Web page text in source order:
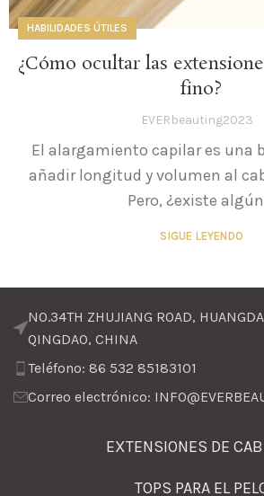
HABILIDADES ÚTILES
¿Cómo ocultar las
fino?
EVERbeauting2023
El alargamiento capilar es una
añadir longitud y volumen al
Pero, ¿existe
SIGUE LEYENDO
NO.34TH ZHUJIANG ROAD,
QINGDAO, CHINA
Teléfono: 86 532 85183101
Correo electrónico:
EXTENSIONES DE
TOPS PARA EL